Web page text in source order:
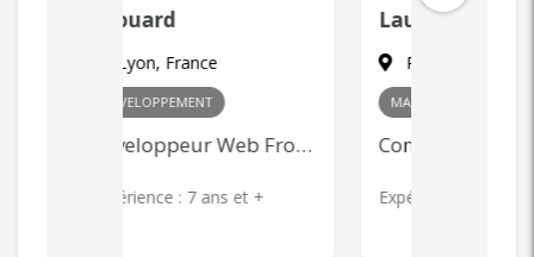
Laurent
Paris, France
MARKETING
Expérience : 7 ans et +
Zaya